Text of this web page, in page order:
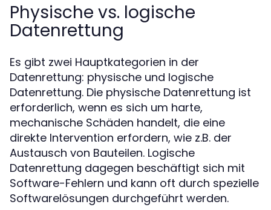
Physische vs. logische
Datenrettung
Es gibt zwei Hauptkategorien in der
Datenrettung: physische und logische
Datenrettung. Die physische Datenrettung ist
erforderlich, wenn es sich um harte,
mechanische Schäden handelt, die eine
direkte Intervention erfordern, wie z.B. der
Austausch von Bauteilen. Logische
Datenrettung dagegen beschäftigt sich mit
Software-Fehlern und kann oft durch spezielle
Softwarelösungen durchgeführt werden.